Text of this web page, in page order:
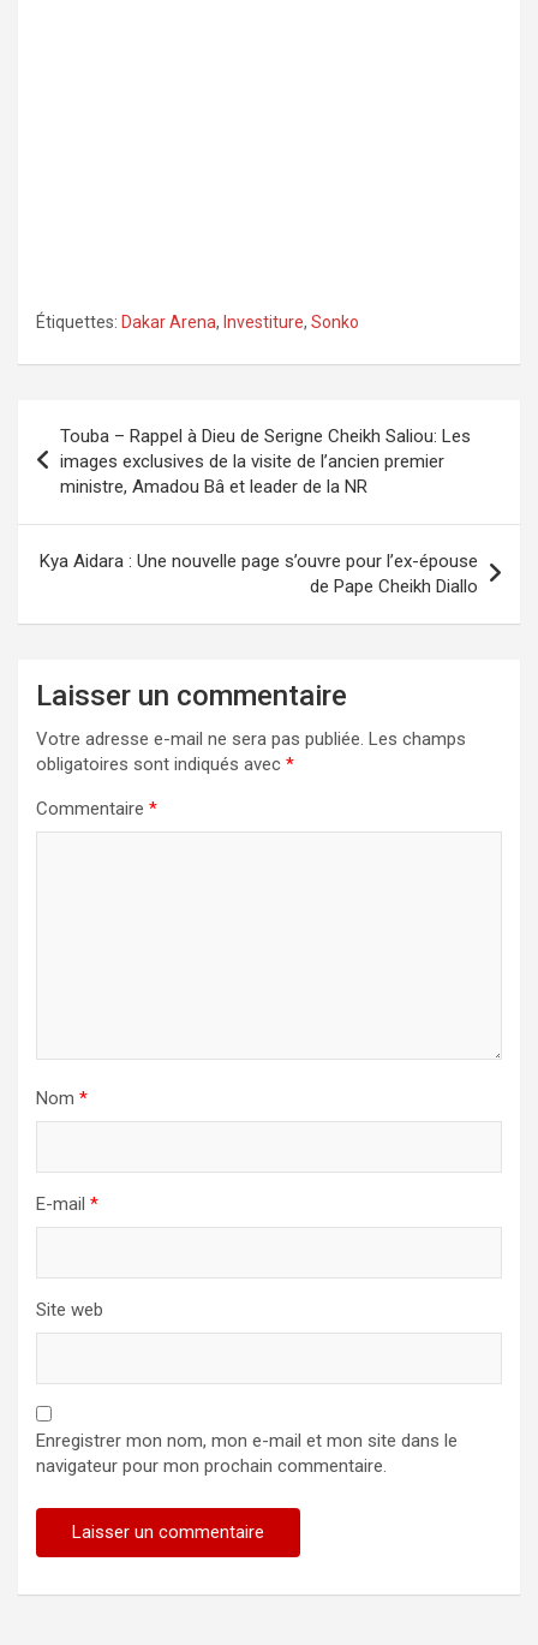
Étiquettes: Dakar Arena, Investiture, Sonko
de
l’article
Touba – Rappel à Dieu de Serigne Cheikh Saliou: Les
images exclusives de la visite de l’ancien premier
ministre, Amadou Bâ et leader de la NR
Kya Aidara : Une nouvelle page s’ouvre pour l’ex-épouse
de Pape Cheikh Diallo
Laisser un commentaire
Votre adresse e-mail ne sera pas publiée. Les champs
obligatoires sont indiqués avec *
Commentaire *
Nom *
E-mail *
Site web
Enregistrer mon nom, mon e-mail et mon site dans le
navigateur pour mon prochain commentaire.